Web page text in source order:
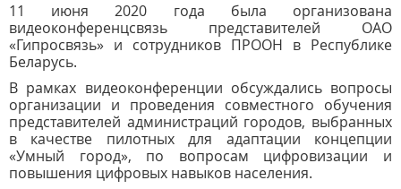
11 июня 2020 года была организована
видеоконференцсвязь представителей ОАО
«Гипросвязь» и сотрудников ПРООН в Республике
Беларусь.
В рамках видеоконференции обсуждались вопросы
организации и проведения совместного обучения
представителей администраций городов, выбранных
в качестве пилотных для адаптации концепции
«Умный город», по вопросам цифровизации и
повышения цифровых навыков населения.